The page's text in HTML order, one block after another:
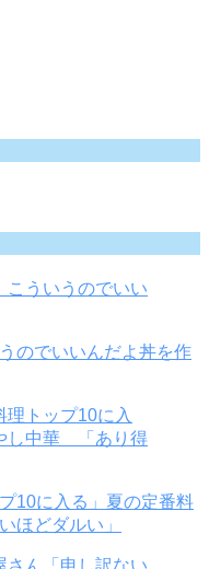
のでいいんだよ丼を作
10に入る」夏の定番料
ほどダルい」